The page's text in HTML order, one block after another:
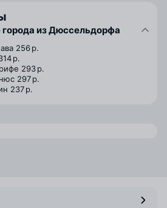
из Дюссельдорфа
256 р.
р.
293 р.
297 р.
237 р.